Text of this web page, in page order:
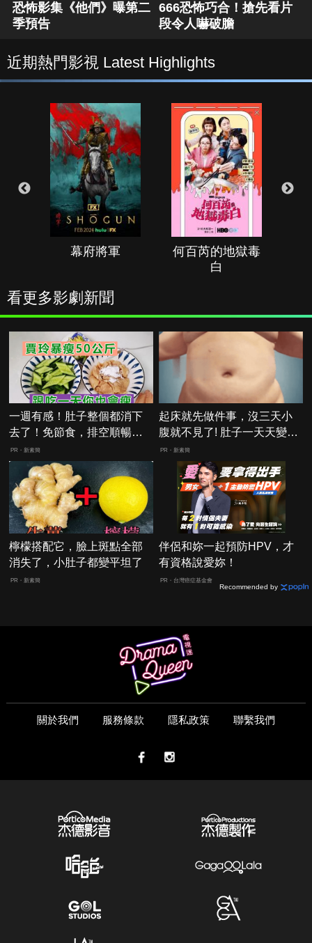
恐怖影集《他們》曝第二
季預告
666恐怖巧合！搶先看片
段令人嚇破膽
近期熱門影視 Latest Highlights
幕府將軍
何百芮的地獄毒
白
看更多影劇新聞
一週有感！肚子整個都消下
去了！免節食，排空順暢就
夠
PR・新素簡
起床就先做件事，沒三天小
腹就不見了! 肚子一天天變
小！
PR・新素簡
檸檬搭配它，臉上斑點全部
消失了，小肚子都變平坦了
PR・新素簡
伴侶和妳一起預防HPV，才
有資格說愛妳！
PR・台灣癌症基金會
Recommended by
關於我們 服務條款 隱私政策 聯繫我們